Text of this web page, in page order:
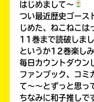
はじめまして〜
つい最近歴史ゴース
じめた、ねこねこは
11巻まで読破しま
というか12巻楽し
毎日カウントダウ
ファンブック、コミ
て〜〜とずっと思っ
ちなみに和子推しで